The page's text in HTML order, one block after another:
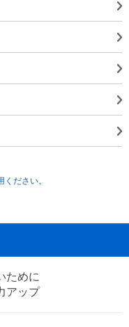
ださい。
ために
アップ